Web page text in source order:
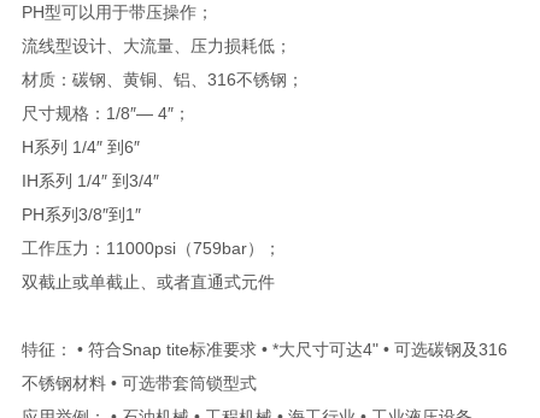
PH型可以用于带压操作；
流线型设计、大流量、压力损耗低；
材质：碳钢、黄铜、铝、316不锈钢；
尺寸规格：1/8″— 4″；
H系列 1/4″ 到6″
IH系列 1/4″ 到3/4″
PH系列3/8″到1″
工作压力：11000psi（759bar）；
双截止或单截止、或者直通式元件
特征： • 符合Snap tite标准要求 • *大尺寸可达4" • 可选碳钢及316
不锈钢材料 • 可选带套筒锁型式